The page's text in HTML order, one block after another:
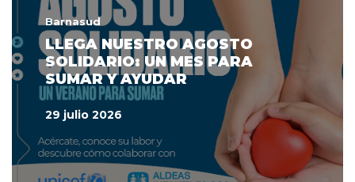
Barnasud
LLEGA NUESTRO AGOSTO
SOLIDARIO: UN MES PARA
SUMAR Y AYUDAR
29 julio 2026